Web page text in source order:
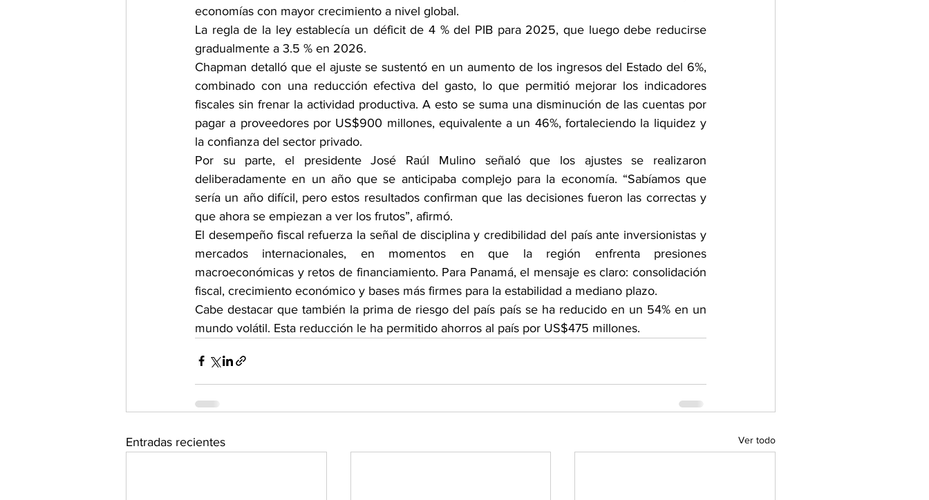
economías con mayor crecimiento a nivel global.
La regla de la ley establecía un déficit de 4 % del PIB para 2025, que luego debe reducirse
gradualmente a 3.5 % en 2026.
Chapman detalló que el ajuste se sustentó en un aumento de los ingresos del Estado del 6%,
combinado con una reducción efectiva del gasto, lo que permitió mejorar los indicadores
fiscales sin frenar la actividad productiva. A esto se suma una disminución de las cuentas por
pagar a proveedores por US$900 millones, equivalente a un 46%, fortaleciendo la liquidez y
la confianza del sector privado.
Por su parte, el presidente José Raúl Mulino señaló que los ajustes se realizaron
deliberadamente en un año que se anticipaba complejo para la economía. “Sabíamos que
sería un año difícil, pero estos resultados confirman que las decisiones fueron las correctas y
que ahora se empiezan a ver los frutos”, afirmó.
El desempeño fiscal refuerza la señal de disciplina y credibilidad del país ante inversionistas y
mercados internacionales, en momentos en que la región enfrenta presiones
macroeconómicas y retos de financiamiento. Para Panamá, el mensaje es claro: consolidación
fiscal, crecimiento económico y bases más firmes para la estabilidad a mediano plazo.
Cabe destacar que también la prima de riesgo del país país se ha reducido en un 54% en un
mundo volátil. Esta reducción le ha permitido ahorros al país por US$475 millones.
Entradas recientes Ver todo